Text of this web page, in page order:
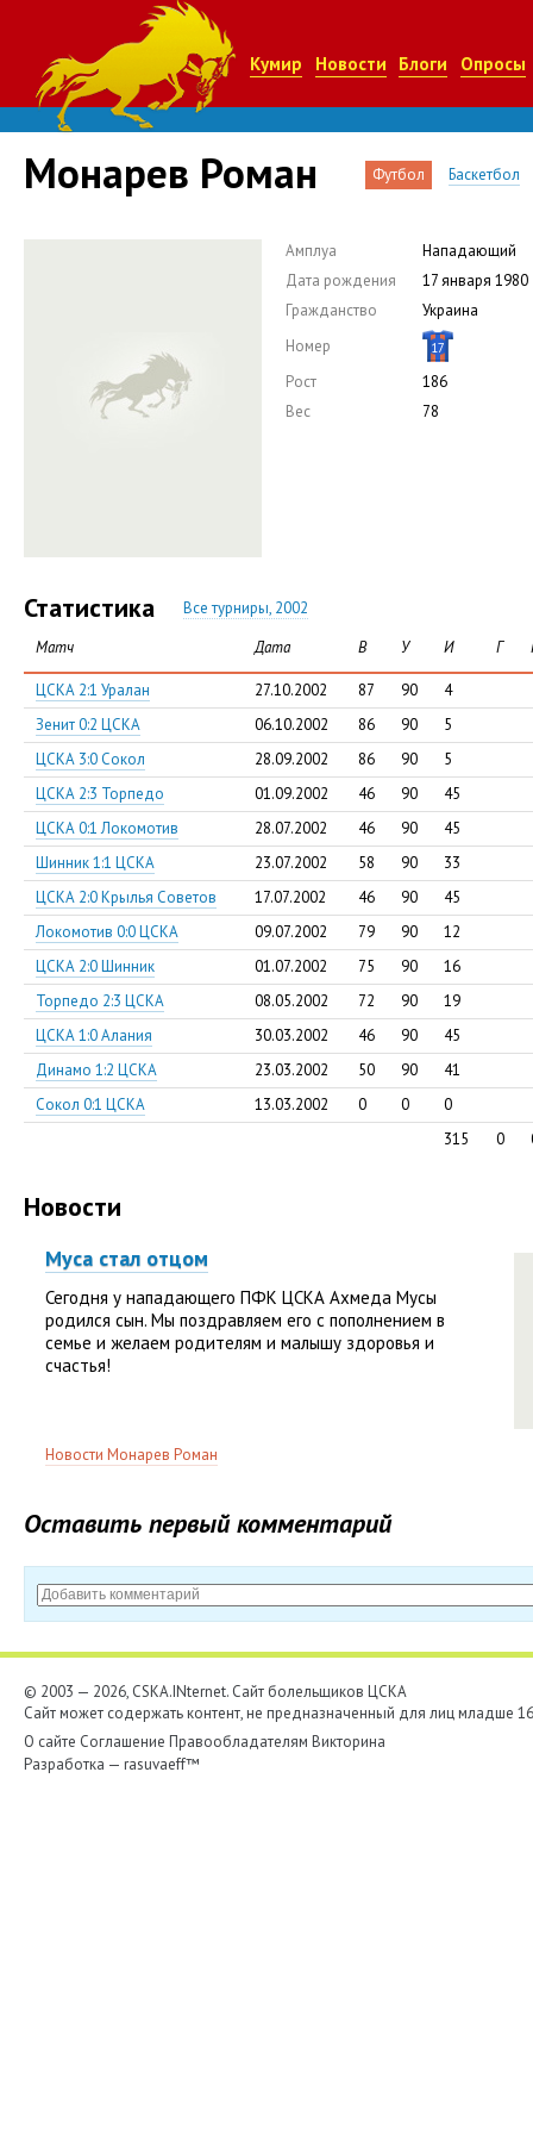
Кумир Новости Блоги Опросы
Монарев Роман Футбол Баскетбол
Амплуа
Нападающий
Дата рождения
17 января 1980
Гражданство
Украина
Номер
17
Рост
186
Вес
78
Статистика
Все турниры, 2002
Матч
Дата В У И Г
ЦСКА 2:1 Уралан 27.10.2002 87 90
4
Зенит 0:2 ЦСКА
06.10.2002 86 90
5
ЦСКА 3:0 Сокол
28.09.2002 86 90
5
ЦСКА 2:3 Торпедо
01.09.2002 46 90
45
ЦСКА 0:1 Локомотив
28.07.2002 46 90
45
Шинник 1:1 ЦСКА
23.07.2002 58 90
33
ЦСКА 2:0 Крылья Советов
17.07.2002 46 90
45
Локомотив 0:0 ЦСКА
09.07.2002 79 90
12
ЦСКА 2:0 Шинник
01.07.2002 75 90
16
Торпедо 2:3 ЦСКА
08.05.2002 72 90
19
ЦСКА 1:0 Алания
30.03.2002 46 90
45
Динамо 1:2 ЦСКА
23.03.2002 50 90
41
Сокол 0:1 ЦСКА
13.03.2002 0 0
0
315
0
Новости
Муса стал отцом
Сегодня у нападающего ПФК ЦСКА Ахмеда Мусы
родился сын. Мы поздравляем его с пополнением в
семье и желаем родителям и малышу здоровья и
счастья!
Новости Монарев Роман
Оставить первый комментарий
© 2003 — 2026, CSKA.INternet. Cайт болельщиков ЦСКА
Сайт может содержать контент, не предназначенный для лиц младше
О сайте Соглашение Правообладателям Викторина
Разработка — rasuvaeff™